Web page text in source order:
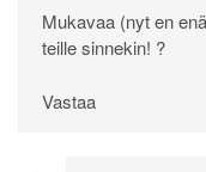
Mukavaa (nyt en
teille sinnekin! ?
Vastaa